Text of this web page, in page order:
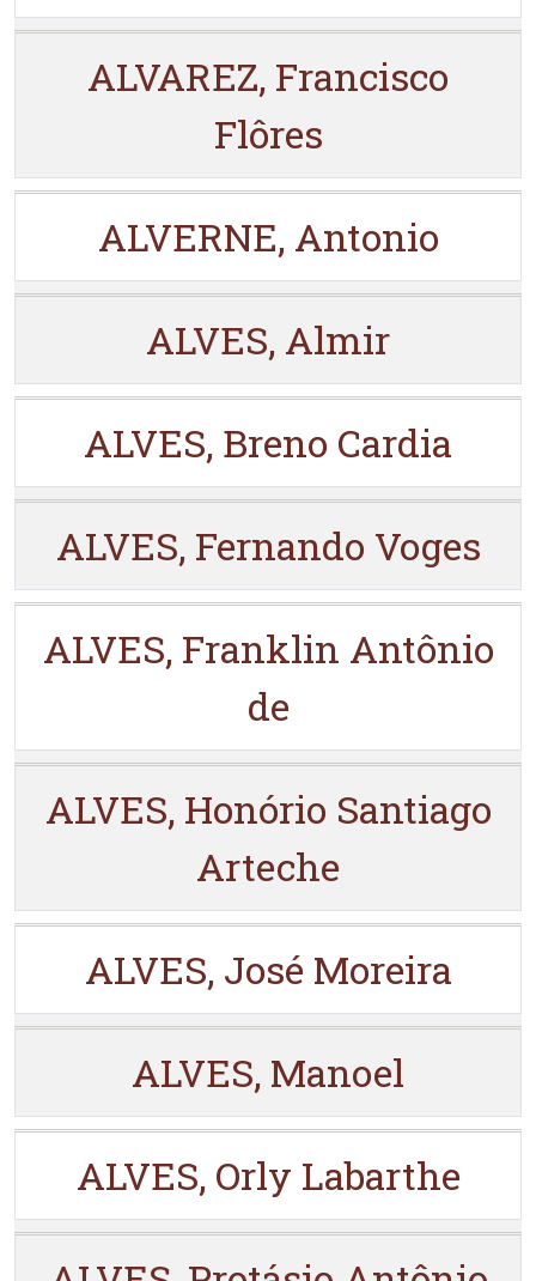
ALVAREZ, Francisco
Flôres
ALVERNE, Antonio
ALVES, Almir
ALVES, Breno Cardia
ALVES, Fernando Voges
ALVES, Franklin Antônio
de
ALVES, Honório Santiago
Arteche
ALVES, José Moreira
ALVES, Manoel
ALVES, Orly Labarthe